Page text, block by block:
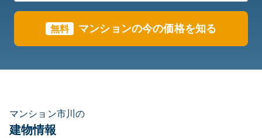
無料 マンションの今の価格を知る
マンション市川の
建物情報